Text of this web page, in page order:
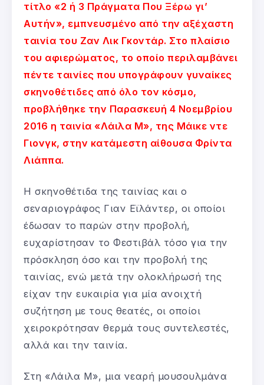
τίτλο «2 ή 3 Πράγματα Που Ξέρω γι’
Αυτήν», εμπνευσμένο από την αξέχαστη
ταινία του Ζαν Λικ Γκοντάρ. Στο πλαίσιο
του αφιερώματος, το οποίο περιλαμβάνει
πέντε ταινίες που υπογράφουν γυναίκες
σκηνοθέτιδες από όλο τον κόσμο,
προβλήθηκε την Παρασκευή 4 Νοεμβρίου
2016 η ταινία «Λάιλα Μ», της Μάικε ντε
Γιονγκ, στην κατάμεστη αίθουσα Φρίντα
Λιάππα.
Η σκηνοθέτιδα της ταινίας και ο
σεναριογράφος Γιαν Εϊλάντερ, οι οποίοι
έδωσαν το παρών στην προβολή,
ευχαρίστησαν το Φεστιβάλ τόσο για την
πρόσκληση όσο και την προβολή της
ταινίας, ενώ μετά την ολοκλήρωσή της
είχαν την ευκαιρία για μία ανοιχτή
συζήτηση με τους θεατές, οι οποίοι
χειροκρότησαν θερμά τους συντελεστές,
αλλά και την ταινία.
Στη «Λάιλα Μ», μια νεαρή μουσουλμάνα